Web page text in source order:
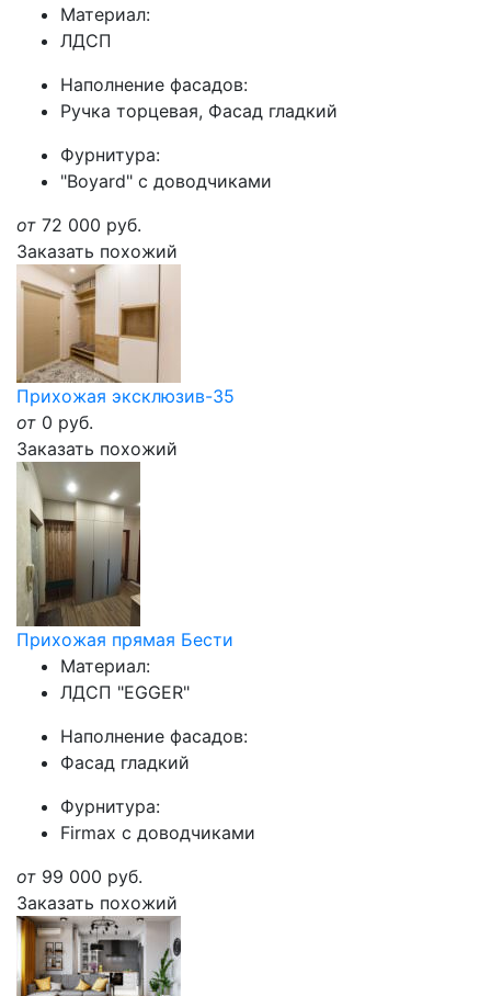
Материал:
ЛДСП
Наполнение фасадов:
Ручка торцевая, Фасад гладкий
Фурнитура:
"Boyard" с доводчиками
от 72 000 руб.
Заказать похожий
Прихожая эксклюзив-35
от 0 руб.
Заказать похожий
Прихожая прямая Бести
Материал:
ЛДСП "EGGER"
Наполнение фасадов:
Фасад гладкий
Фурнитура:
Firmax с доводчиками
от 99 000 руб.
Заказать похожий